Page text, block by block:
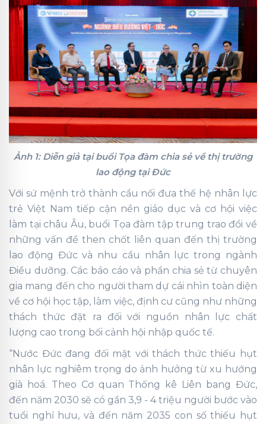
Ảnh 1: Diễn giả tại buổi Tọa đàm chia sẻ về thị trường
lao động tại Đức
Với sứ mệnh trở thành cầu nối đưa thế hệ nhân lực
trẻ Việt Nam tiếp cận nền giáo dục và cơ hội việc
làm tại châu Âu, buổi Tọa đàm tập trung trao đổi về
những vấn đề then chốt liên quan đến thị trường
lao động Đức và nhu cầu nhân lực trong ngành
Điều dưỡng. Các báo cáo và phần chia sẻ từ chuyên
gia mang đến cho người tham dự cái nhìn toàn diện
về cơ hội học tập, làm việc, định cư cũng như những
thách thức đặt ra đối với nguồn nhân lực chất
lượng cao trong bối cảnh hội nhập quốc tế.
“Nước Đức đang đối mặt với thách thức thiếu hụt
nhân lực nghiêm trọng do ảnh hưởng từ xu hướng
già hoá. Theo Cơ quan Thống kê Liên bang Đức,
đến năm 2030 sẽ có gần 3,9 - 4 triệu người bước vào
tuổi nghỉ hưu, và đến năm 2035 con số thiếu hụt